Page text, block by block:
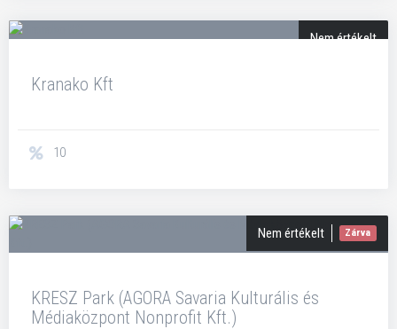
Nem értékelt
Kranako Kft
10
Nem értékelt Zárva
KRESZ Park (AGORA Savaria Kulturális és
Médiaközpont Nonprofit Kft.)